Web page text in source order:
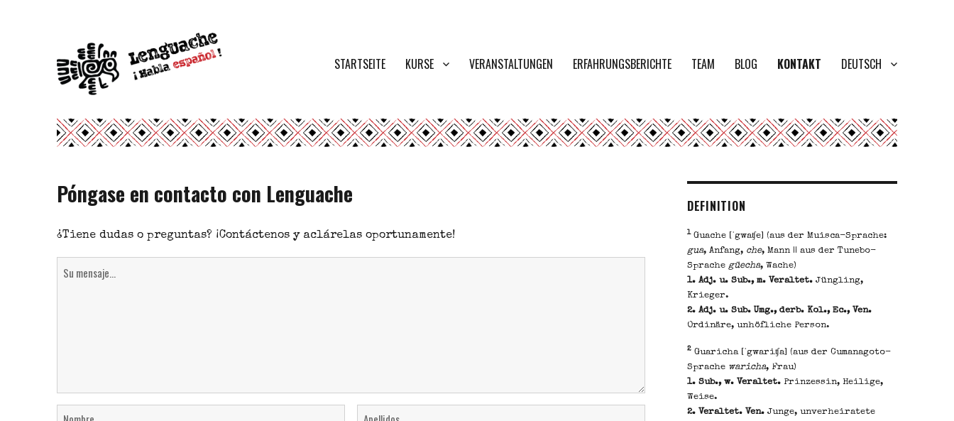
Lenguache ¡Habla español!
STARTSEITE KURSE VERANSTALTUNGEN ERFAHRUNGSBERICHTE TEAM BLOG KONTAKT DEUTSCH
Póngase en contacto con Lenguache
¿Tiene dudas o preguntas? ¡Contáctenos y aclárelas oportunamente!
Name
DEFINITION
1Guache [ˈgwaʧe] (aus der Muisca-Sprache:
gua, Anfang, che, Mann || aus der Tunebo-
Sprache güecha, Wache)
1. Adj. u. Sub., m. Veraltet.Jüngling,
Krieger.
2. Adj. u. Sub. Umg., derb. Kol., Ec., Ven.
Ordinäre, unhöfliche Person.
2Guaricha [ˈgwariʧa] (aus der Cumanagoto-
Sprache waricha, Frau)
1. Sub., w. Veraltet.Prinzessin, Heilige,
Weise.
2. Veraltet. Ven.Junge, unverheiratete